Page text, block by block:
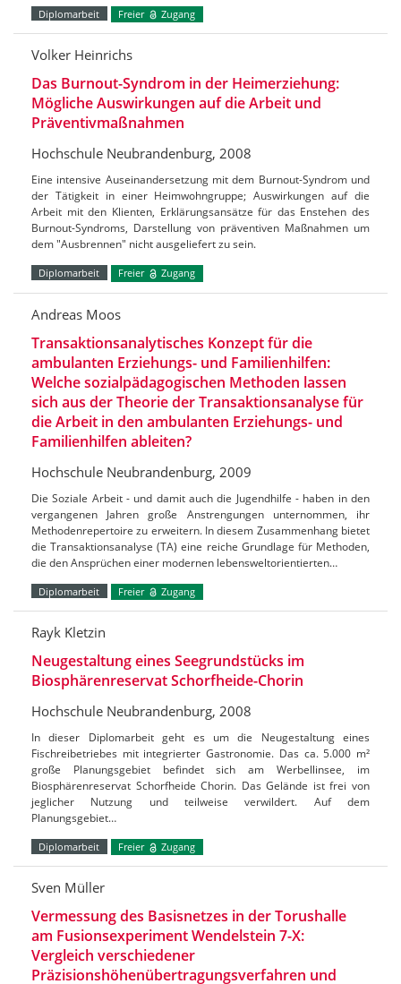
Diplomarbeit Freier Zugang
Volker Heinrichs
Das Burnout-Syndrom in der Heimerziehung:
Mögliche Auswirkungen auf die Arbeit und
Präventivmaßnahmen
Hochschule Neubrandenburg, 2008
Eine intensive Auseinandersetzung mit dem Burnout-Syndrom und
der Tätigkeit in einer Heimwohngruppe; Auswirkungen auf die
Arbeit mit den Klienten, Erklärungsansätze für das Enstehen des
Burnout-Syndroms, Darstellung von präventiven Maßnahmen um
dem "Ausbrennen" nicht ausgeliefert zu sein.
Diplomarbeit Freier Zugang
Andreas Moos
Transaktionsanalytisches Konzept für die
ambulanten Erziehungs- und Familienhilfen:
Welche sozialpädagogischen Methoden lassen
sich aus der Theorie der Transaktionsanalyse für
die Arbeit in den ambulanten Erziehungs- und
Familienhilfen ableiten?
Hochschule Neubrandenburg, 2009
Die Soziale Arbeit - und damit auch die Jugendhilfe - haben in den
vergangenen Jahren große Anstrengungen unternommen, ihr
Methodenrepertoire zu erweitern. In diesem Zusammenhang bietet
die Transaktionsanalyse (TA) eine reiche Grundlage für Methoden,
die den Ansprüchen einer modernen lebensweltorientierten…
Diplomarbeit Freier Zugang
Rayk Kletzin
Neugestaltung eines Seegrundstücks im
Biosphärenreservat Schorfheide-Chorin
Hochschule Neubrandenburg, 2008
In dieser Diplomarbeit geht es um die Neugestaltung eines
Fischreibetriebes mit integrierter Gastronomie. Das ca. 5.000 m²
große Planungsgebiet befindet sich am Werbellinsee, im
Biosphärenreservat Schorfheide Chorin. Das Gelände ist frei von
jeglicher Nutzung und teilweise verwildert. Auf dem
Planungsgebiet…
Diplomarbeit Freier Zugang
Sven Müller
Vermessung des Basisnetzes in der Torushalle
am Fusionsexperiment Wendelstein 7-X:
Vergleich verschiedener
Präzisionshöhenübertragungsverfahren und